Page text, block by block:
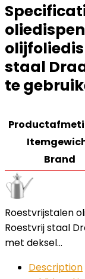
staal
te
Brand
Roestvrijstalen
Roestvrij staal
met deksel…
Description